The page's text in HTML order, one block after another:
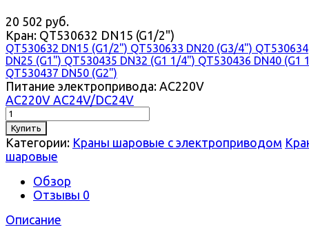
20 502 руб.
Кран: QT530632 DN15 (G1/2")
QT530632 DN15 (G1/2") QT530633 DN20 (G3/4") QT530634
DN25 (G1") QT530435 DN32 (G1 1/4") QT530436 DN40 (G1
QT530437 DN50 (G2")
Питание электропривода: AC220V
AC220V AC24V/DC24V
Купить
Категории: Краны шаровые с электроприводом
шаровые
Обзор
Отзывы 0
Описание